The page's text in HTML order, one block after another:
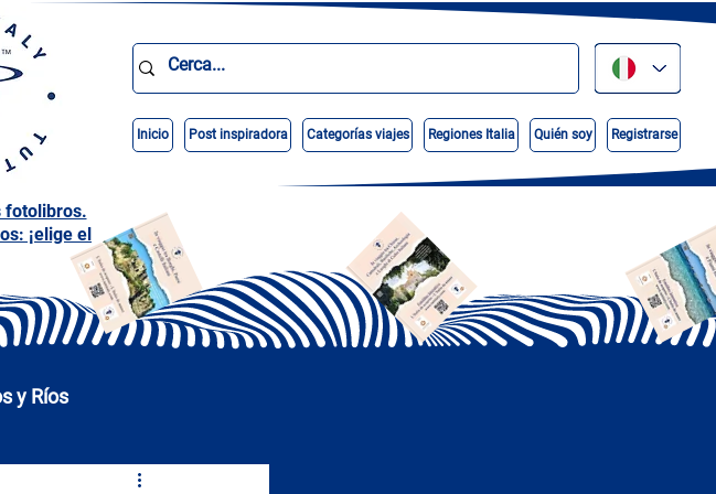
Inicio Post inspiradora Categorías viajes Regiones Italia Quién soy Registrarse
fotolibros.
¡elige el
y Ríos
Calabria